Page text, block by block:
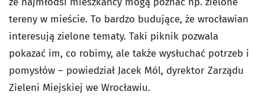
tereny w mieście. To bardzo budujące, że wrocławian
interesują zielone tematy. Taki piknik pozwala
pokazać im, co robimy, ale także wysłuchać potrzeb i
pomysłów – powiedział Jacek Mól, dyrektor Zarządu
Zieleni Miejskiej we Wrocławiu.